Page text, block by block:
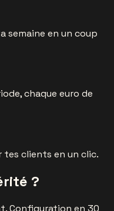
semaine en un coup
chaque euro de
clients en un clic.
?
Configuration en 30